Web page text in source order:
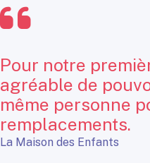
Pour notre
agréable de
même personne
remplacements.
La Maison des Enfants